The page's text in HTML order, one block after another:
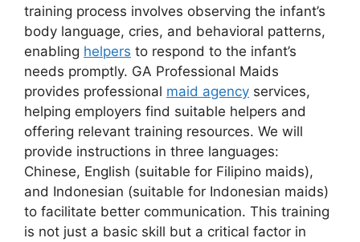
training process involves observing the infant’s
body language, cries, and behavioral patterns,
enabling helpers to respond to the infant’s
needs promptly. GA Professional Maids
provides professional maid agency services,
helping employers find suitable helpers and
offering relevant training resources. We will
provide instructions in three languages:
Chinese, English (suitable for Filipino maids),
and Indonesian (suitable for Indonesian maids)
to facilitate better communication. This training
is not just a basic skill but a critical factor in